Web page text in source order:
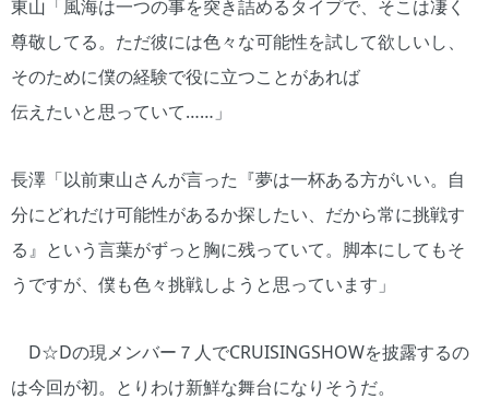
東山「風海は一つの事を突き詰めるタイプで、そこは凄く
尊敬してる。ただ彼には色々な可能性を試して欲しいし、
そのために僕の経験で役に立つことがあれば
伝えたいと思っていて……」
長澤「以前東山さんが言った『夢は一杯ある方がいい。自
分にどれだけ可能性があるか探したい、だから常に挑戦す
る』という言葉がずっと胸に残っていて。脚本にしてもそ
うですが、僕も色々挑戦しようと思っています」
D☆Dの現メンバー７人でCRUISINGSHOWを披露するの
は今回が初。とりわけ新鮮な舞台になりそうだ。